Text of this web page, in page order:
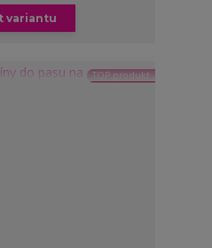
variantu
TOP produkt